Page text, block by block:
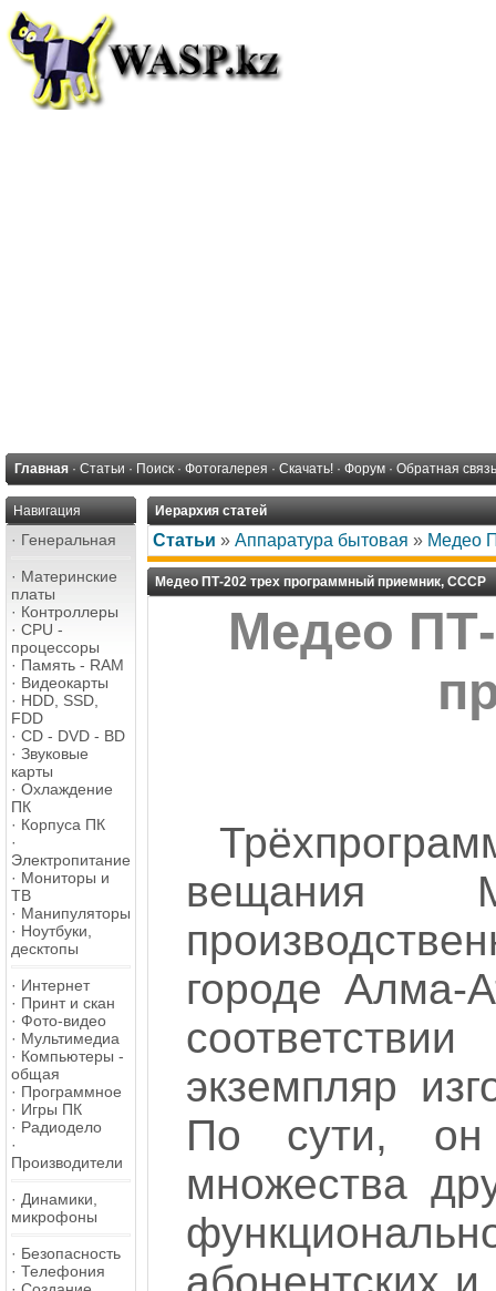
Главная · Статьи · Поиск · Фотогалерея · Скачать! · Форум · Обратная связь
Навигация
· Генеральная
· Материнские
платы
· Контроллеры
· CPU -
процессоры
· Память - RAM
· Видеокарты
· HDD, SSD,
FDD
· CD - DVD - BD
· Звуковые
карты
· Охлаждение
ПК
· Корпуса ПК
·
Электропитание
· Мониторы и
ТВ
· Манипуляторы
· Ноутбуки,
десктопы
· Интернет
· Принт и скан
· Фото-видео
· Мультимедиа
· Компьютеры -
общая
· Программное
· Игры ПК
· Радиодело
·
Производители
· Динамики,
микрофоны
· Безопасность
· Телефония
Иерархия статей
Статьи » Аппаратура бытовая » Медео
Медео ПТ-202 трех программный приемник, СССР
Медео
вещания
городе Алма-
экземпляр
По сути, он
множества